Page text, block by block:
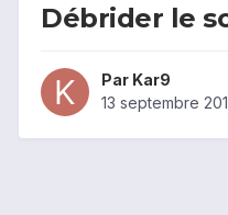
Débrider le
Par Kar9
13 septembre